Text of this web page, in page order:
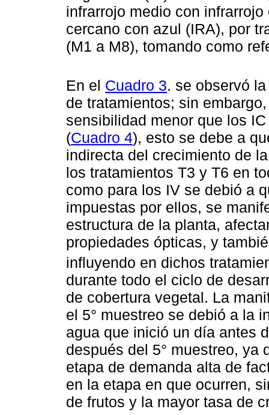
infrarrojo medio con
cercano con azul (IRA), por
(M1 a M8), tomando como
En el Cuadro 3. se observó
de tratamientos; sin
sensibilidad menor que los
(Cuadro 4), esto se debe a
indirecta del crecimiento de
los tratamientos T3 y T6 en
como para los IV se debió a
impuestas por ellos, se
estructura de la planta,
propiedades ópticas, y
influyendo en dichos
durante todo el ciclo de
de cobertura vegetal. La
el 5° muestreo se debió a la
agua que inició un día antes
después del 5° muestreo, ya
etapa de demanda alta de
en la etapa en que ocurren,
de frutos y la mayor tasa de